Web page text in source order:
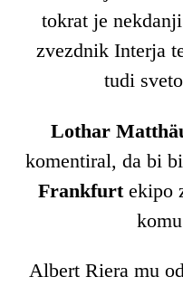
tokrat je
zvezdnik Interja
tudi
Lothar
komentiral, da bi
Frankfurtekipo
Albert Riera mu